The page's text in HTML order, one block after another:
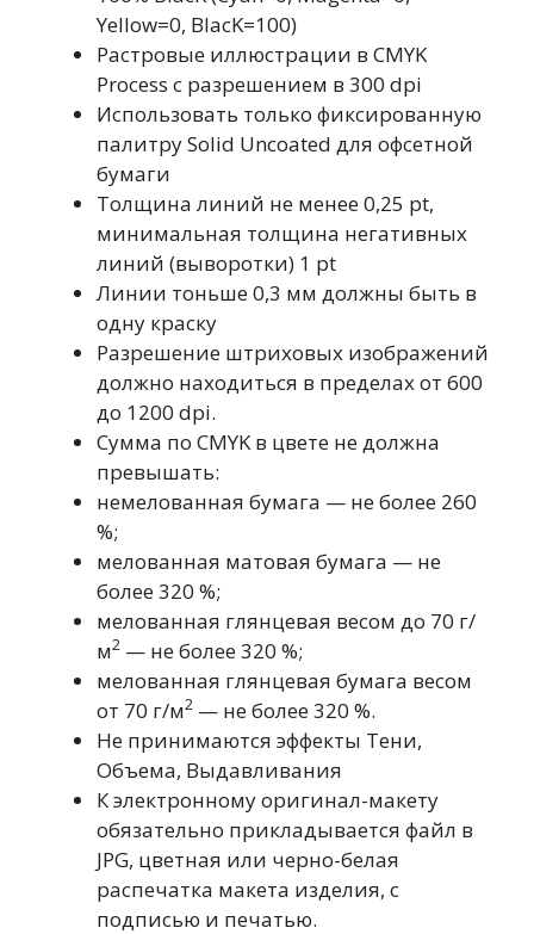
Yellow=0, BlacK=100)
Растровые иллюстрации в CMYK
Process с разрешением в 300 dpi
Использовать только фиксированную
палитру Solid Uncoated для офсетной
бумаги
Толщина линий не менее 0,25 pt,
минимальная толщина негативных
линий (выворотки) 1 pt
Линии тоньше 0,3 мм должны быть в
одну краску
Разрешение штриховых изображений
должно находиться в пределах от 600
до 1200 dpi.
Сумма по CMYK в цвете не должна
превышать:
немелованная бумага — не более 260
%;
мелованная матовая бумага — не
более 320 %;
мелованная глянцевая весом до 70 г/
м2 — не более 320 %;
мелованная глянцевая бумага весом
от 70 г/м2 — не более 320 %.
Не принимаются эффекты Тени,
Объема, Выдавливания
К электронному оригинал-макету
обязательно прикладывается файл в
JPG, цветная или черно-белая
распечатка макета изделия, с
подписью и печатью.